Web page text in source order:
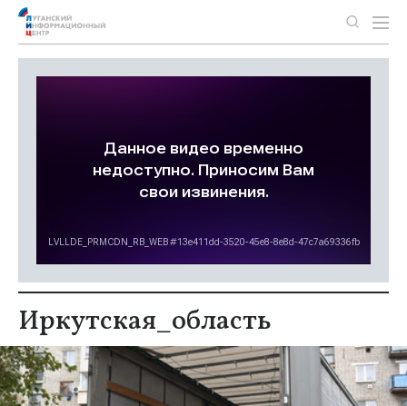
Иркутская_область